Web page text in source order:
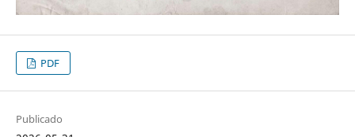
PDF
Publicado